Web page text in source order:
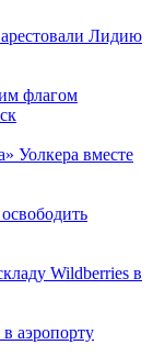
Лидию
флагом
Уолкера вместе
Wildberries в
аэропорту